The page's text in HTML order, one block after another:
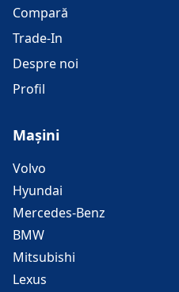
Compară
Trade-In
Despre noi
Profil
Mașini
Volvo
Hyundai
Mercedes-Benz
BMW
Mitsubishi
Lexus